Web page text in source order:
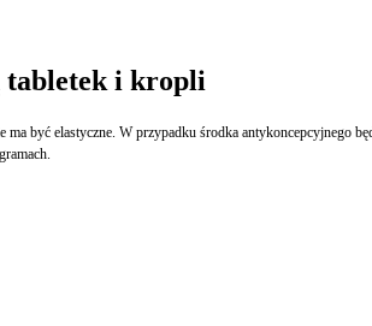
tabletek i kropli
być elastyczne. W przypadku środka